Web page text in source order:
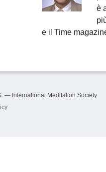
è
e il Time
— International Meditation Society